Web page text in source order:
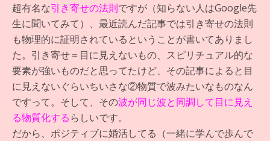
超有名な引き寄せの法則ですが（知らない人はGoogle先
生に聞いてみて）、最近読んだ記事では引き寄せの法則
も物理的に証明されているということが書いてありまし
た。引き寄せ＝目に見えないもの、スピリチュアル的な
要素が強いものだと思ってたけど、その記事によると目
に見えないぐらいちいさな②物質で波みたいなものなん
ですって。そして、その波が同じ波と同調して目に見え
る物質化するらしいです。
だから、ポジティブに婚活してる（一緒に学んで歩んで